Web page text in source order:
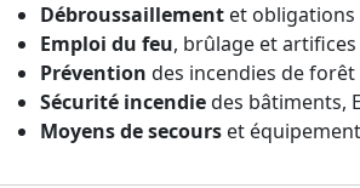
Débroussaillement et obligations
Emploi du feu, brûlage et artifices
Prévention des incendies de
Sécurité incendiedes bâtiments,
Moyens de secours et